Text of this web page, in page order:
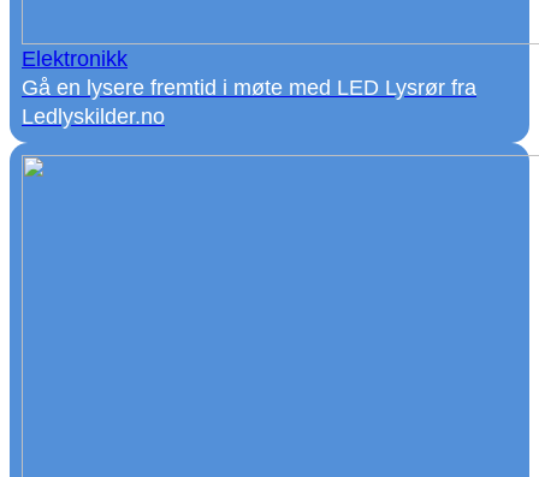
Elektronikk
Gå en lysere fremtid i møte med LED Lysrør fra
Ledlyskilder.no